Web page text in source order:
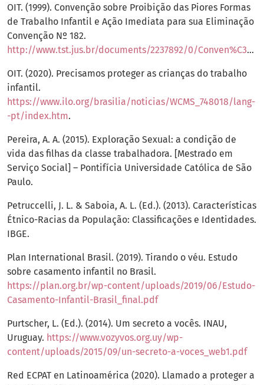
OIT. (1999). Convenção sobre Proibição das Piores Formas
de Trabalho Infantil e Ação Imediata para sua Eliminação
Convenção Nº 182.
http://www.tst.jus.br/documents/2237892/0/Conven%C3%A7%C3%A3o+182+da+OIT+sobre+Proibi%C3%A7%C3%A3o+das+piores+formas+de+trabalho+infantil+e+A%C3%A7%C3%A3o+imediata+para+sua+elimina%C3%A7%C3%A3o
OIT. (2020). Precisamos proteger as crianças do trabalho
infantil.
https://www.ilo.org/brasilia/noticias/WCMS_748018/lang-
-pt/index.htm.
Pereira, A. A. (2015). Exploração Sexual: a condição de
vida das filhas da classe trabalhadora. [Mestrado em
Serviço Social] – Pontifícia Universidade Católica de São
Paulo.
Petruccelli, J. L. & Saboia, A. L. (Ed.). (2013). Características
Étnico-Racias da População: Classificações e Identidades.
IBGE.
Plan International Brasil. (2019). Tirando o véu. Estudo
sobre casamento infantil no Brasil.
https://plan.org.br/wp-content/uploads/2019/06/Estudo-
Casamento-Infantil-Brasil_final.pdf
Purtscher, L. (Ed.). (2014). Um secreto a vocês. INAU,
Uruguay. https://www.vozyvos.org.uy/wp-
content/uploads/2015/09/un-secreto-a-voces_web1.pdf
Red ECPAT en Latinoamérica (2020). Llamado a proteger a